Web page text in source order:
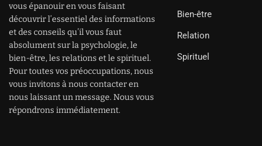
vous épanouir en vous faisant
découvrir l’essentiel des informations
et des conseils qu’il vous faut
absolument sur la psychologie, le
bien-être, les relations et le spirituel.
Pour toutes vos préoccupations, nous
vous invitons à nous contacter en
nous laissant un message. Nous vous
répondrons immédiatement.
Bien-être
Relation
Spirituel